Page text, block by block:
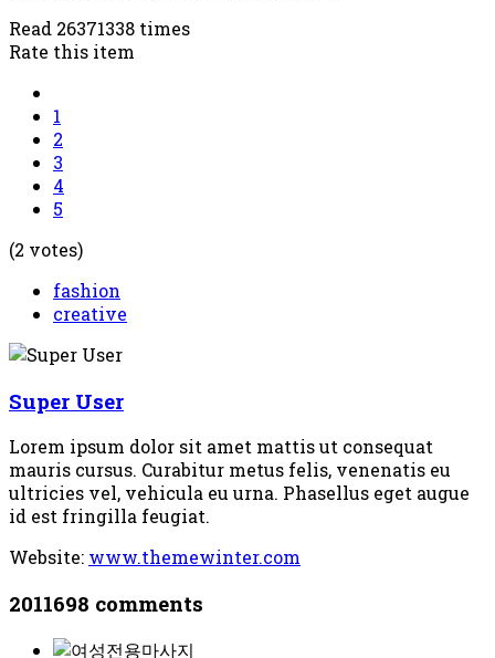
Read 26371338 times
Rate this item
1
2
3
4
5
(2 votes)
fashion
creative
Super User
Lorem ipsum dolor sit amet mattis ut consequat
mauris cursus. Curabitur metus felis, venenatis eu
ultricies vel, vehicula eu urna. Phasellus eget augue
id est fringilla feugiat.
Website: www.themewinter.com
2011698 comments